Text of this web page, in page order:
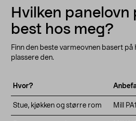
Hvilken panelovn
best hos meg?
Finn den beste varmeovnen basert på
plassere den.
Hvor?
Stue, kjøkken og større rom Mill